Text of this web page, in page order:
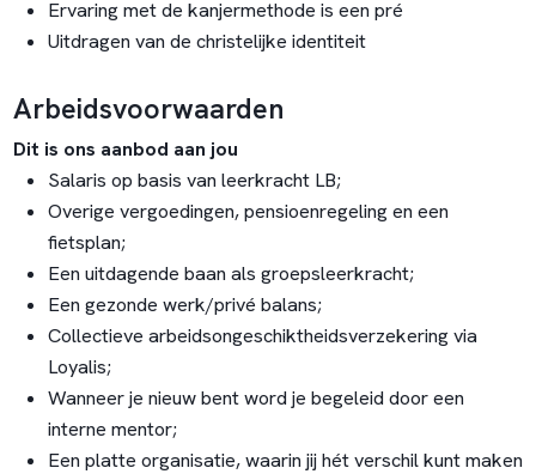
Ervaring met de kanjermethode is een pré
Uitdragen van de christelijke identiteit
Arbeidsvoorwaarden
Dit is ons aanbod aan jou
Salaris op basis van leerkracht LB;
Overige vergoedingen, pensioenregeling en een
fietsplan;
Een uitdagende baan als groepsleerkracht;
Een gezonde werk/privé balans;
Collectieve arbeidsongeschiktheidsverzekering via
Loyalis;
Wanneer je nieuw bent word je begeleid door een
interne mentor;
Een platte organisatie, waarin jij hét verschil kunt maken